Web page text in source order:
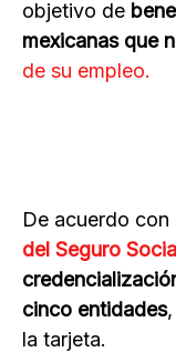
objetivo de
mexicanas que
de su empleo.
De acuerdo con
del Seguro
cinco entidades
la tarjeta.